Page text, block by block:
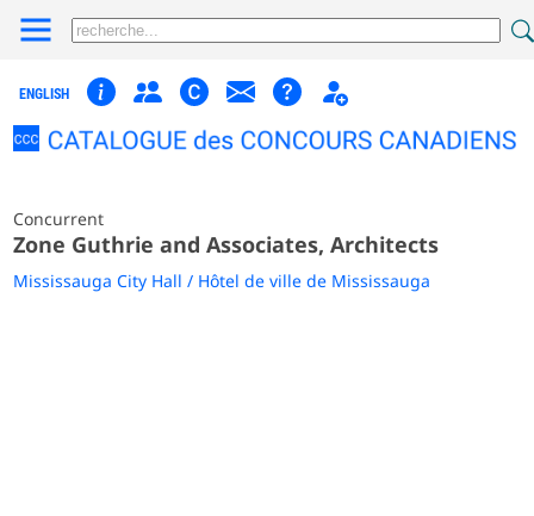
ENGLISH
Concurrent
Zone Guthrie and Associates, Architects
Mississauga City Hall / Hôtel de ville de Mississauga